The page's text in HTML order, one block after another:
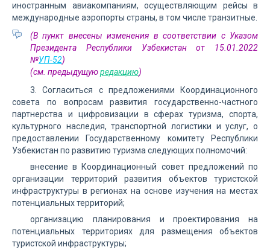
иностранным авиакомпаниям, осуществляющим рейсы в
международные аэропорты страны, в том числе транзитные.
(В пункт внесены изменения в соответствии с Указом
Президента Республики Узбекистан от 15.01.2022
№УП-52)
(см. предыдущуюредакцию)
3. Согласиться с предложениями
Координационного
совета по вопросам развития государственно-частного
партнерства и цифровизации в сферах туризма, спорта,
культурного наследия, транспортной логистики и услуг, о
предоставлении Государственному комитету Республики
Узбекистан по развитию туризма следующих полномочий:
внесение в Координационный совет предложений по
организации территорий развития объектов туристской
инфраструктуры в регионах на основе изучения на местах
потенциальных территорий;
организацию планирования и проектирования на
потенциальных территориях для размещения объектов
туристской инфраструктуры;